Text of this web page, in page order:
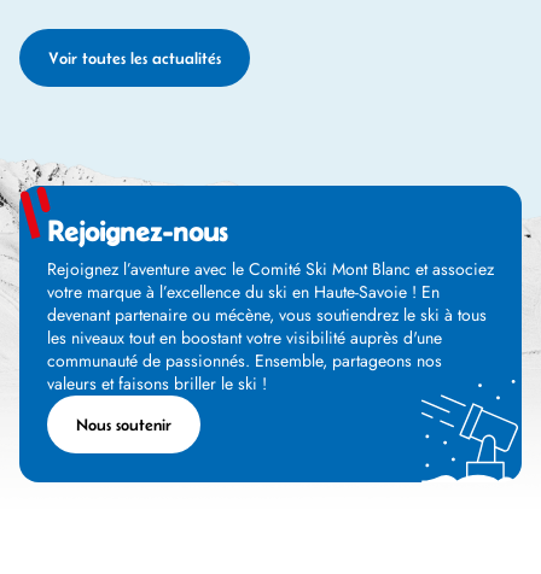
Voir toutes les actualités
Rejoignez-nous
Rejoignez l’aventure avec le Comité Ski Mont Blanc et associez
votre marque à l’excellence du ski en Haute-Savoie ! En
devenant partenaire ou mécène, vous soutiendrez le ski à tous
les niveaux tout en boostant votre visibilité auprès d'une
communauté de passionnés. Ensemble, partageons nos
valeurs et faisons briller le ski !
Nous soutenir